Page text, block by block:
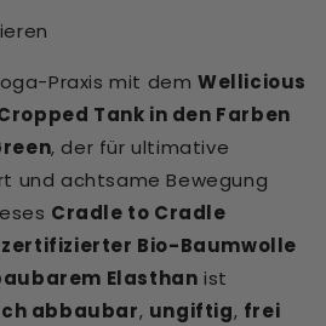
Praxis mit dem Wellicious
Tank in den Farben
, der für ultimative
und achtsame Bewegung
Cradle to Cradle
zertifizierter Bio-Baumwolle
Elasthan ist
abbaubar, ungiftig, frei